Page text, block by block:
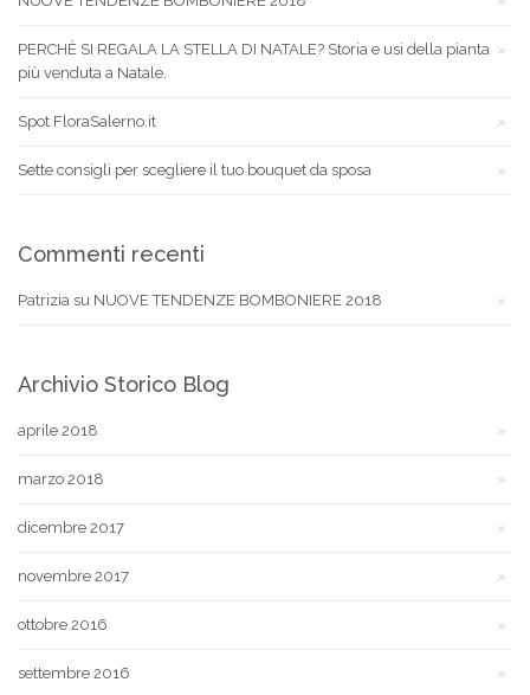
PERCHÈ SI REGALA LA STELLA DI NATALE? Storia e usi della pianta
più venduta a Natale.
Spot FloraSalerno.it
Sette consigli per scegliere il tuo bouquet da sposa
Commenti recenti
Patrizia su NUOVE TENDENZE BOMBONIERE 2018
Archivio Storico Blog
aprile 2018
marzo 2018
dicembre 2017
novembre 2017
ottobre 2016
settembre 2016